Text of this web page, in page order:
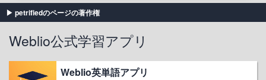
petrifiedのページの著作権
Weblio公式学習アプリ
Weblio英単語アプリ